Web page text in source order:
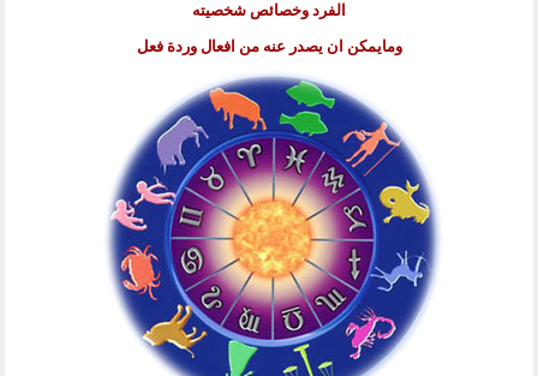
الفرد وخصائص شخصيته
ومايمكن ان يصدر عنه من افعال وردة فعل